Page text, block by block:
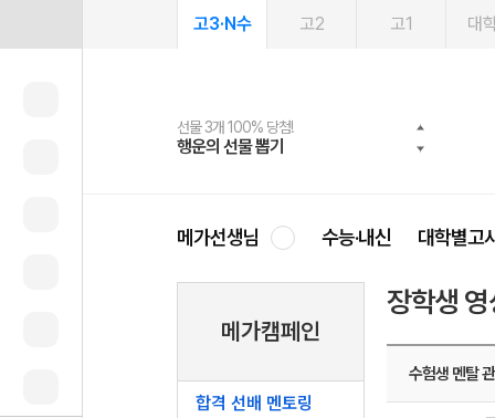
고3·N수 고2 고1 대
선물 3개 100% 당첨!
행운의 선물 뽑기
선물 100% 증정!
메가스터디 X 올리브
2027 러셀 단과
강사 공개선발
스마트러닝앱
설문 EVENT
메가패스
3일 무료 체험권
메가패스 수강생 무료혜택!
메가클럽 멤버십
사회공헌 캠페인
희망이룸 메가나눔
메가선생님 수능·내신 대학별고
메가캠페인
합격 선배 멘토링
장학생
수험생 멘탈